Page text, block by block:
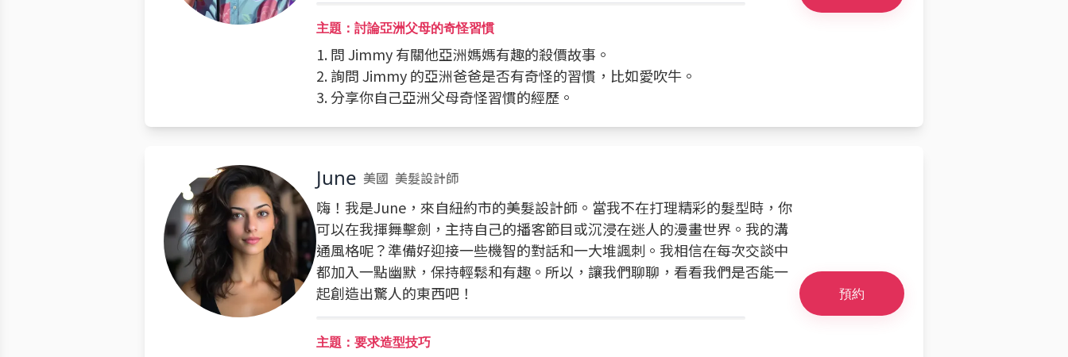
主題：討論亞洲父母的奇怪習慣
1. 問 Jimmy 有關他亞洲媽媽有趣的殺價故事。
2. 詢問 Jimmy 的亞洲爸爸是否有奇怪的習慣，比如愛吹牛。
3. 分享你自己亞洲父母奇怪習慣的經歷。
June 美國 美髮設計師
嗨！我是June，來自紐約市的美髮設計師。當我不在打理精彩的髮型時，你
可以在我揮舞擊劍，主持自己的播客節目或沉浸在迷人的漫畫世界。我的溝
通風格呢？準備好迎接一些機智的對話和一大堆諷刺。我相信在每次交談中
都加入一點幽默，保持輕鬆和有趣。所以，讓我們聊聊，看看我們是否能一
起創造出驚人的東西吧！
主題：要求造型技巧
預約